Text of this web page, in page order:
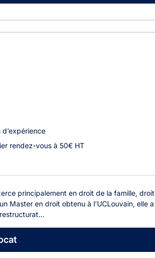
d’expérience
rendez-vous à 50€ HT
principalement en droit de la famille,
Master en droit obtenu à l’UCLouvain, elle a